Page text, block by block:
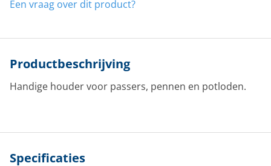
Een vraag over dit product?
Productbeschrijving
Handige houder voor passers, pennen en potloden.
Specificaties